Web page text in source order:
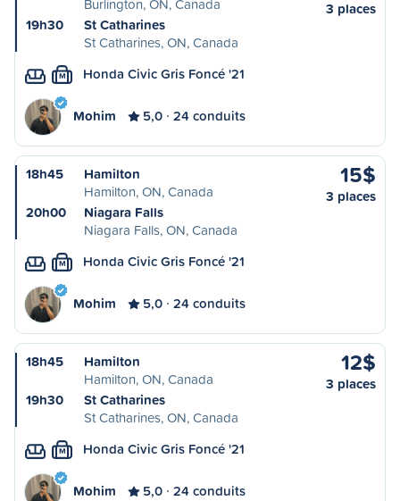
Burlington, ON, Canada
19h30
St Catharines
St Catharines, ON, Canada
3 places
M Honda Civic Gris Foncé '21
Mohim 5,0 24 conduits
18h45
Hamilton
Hamilton, ON, Canada
20h00
Niagara Falls
Niagara Falls, ON, Canada
15$
3 places
M Honda Civic Gris Foncé '21
Mohim 5,0 24 conduits
18h45
Hamilton
Hamilton, ON, Canada
19h30
St Catharines
St Catharines, ON, Canada
12$
3 places
M Honda Civic Gris Foncé '21
Mohim 5,0 24 conduits